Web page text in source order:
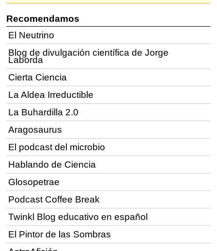
Recomendamos
El Neutrino
Blog de divulgación científica de Jorge
Laborda
Cierta Ciencia
La Aldea Irreductible
La Buhardilla 2.0
Aragosaurus
El podcast del microbio
Hablando de Ciencia
Glosopetrae
Podcast Coffee Break
Twinkl Blog educativo en español
El Pintor de las Sombras